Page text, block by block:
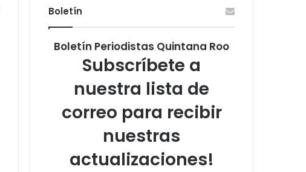
Boletín
Boletín Periodistas Quintana Roo
Subscríbete a
nuestra lista de
correo para recibir
nuestras
actualizaciones!